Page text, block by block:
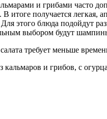
и грибами часто
итоге получается легкая,
Для этого блюда подойдут
выбором будут
требует меньше